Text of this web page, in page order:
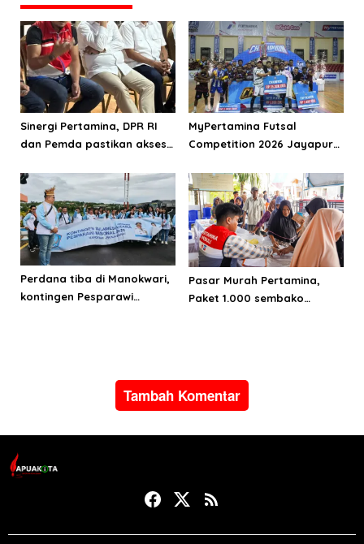
Sinergi Pertamina, DPR RI
dan Pemda pastikan akses
MyPertamina Futsal
Competition 2026 Jayapura
talenta muda berprestasi
Perdana tiba di Manokwari,
kontingen Pesparawi
Pasar Murah Pertamina,
Paket 1.000 sembako
Tambah Komentar